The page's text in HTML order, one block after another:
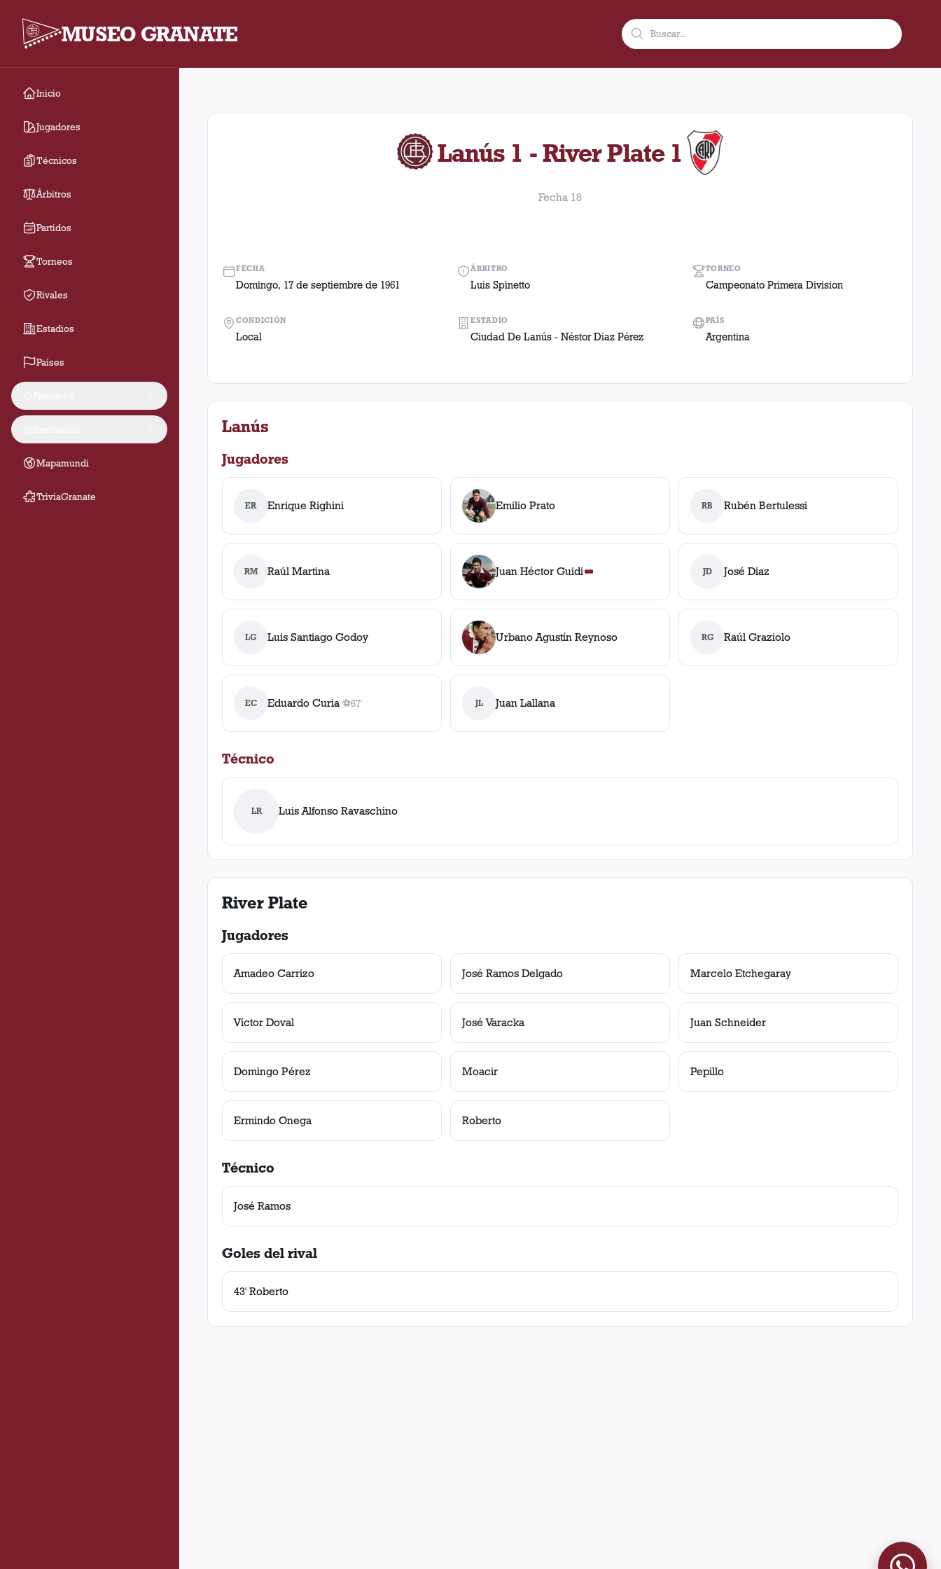
MUSEO GRANATE
Inicio
Jugadores
Técnicos
Árbitros
Partidos
Torneos
Rivales
Estadios
Países
Mapamundi
TriviaGranate
Fecha 18. Partido entre Lanús y River Plate disputado el Domingo, 17 de septiembre de 1961 en condición de local en el estadio Ciudad De Lanús -
Lanús 1 - River Plate 1
Fecha 18
FECHA
Domingo, 17 de septiembre de 1961
ÁRBITRO
Luis Spinetto
TORNEO
Campeonato Primera Division
CONDICIÓN
Local
ESTADIO
Ciudad De Lanús - Néstor Diaz Pérez
PAÍS
Argentina
Lanús
Jugadores
ER Enrique Righini Emilio Prato RB Rubén Bertulessi
RM Raúl Martina Juan Héctor Guidi JD José Diaz
LG Luis Santiago Godoy Urbano Agustín Reynoso RG Raúl Graziolo
EC Eduardo Curia ⚽
1gol
67' JL Juan Lallana
Técnico
LR Luis Alfonso Ravaschino
River Plate
Jugadores
Amadeo Carrizo José Ramos Delgado Marcelo Etchegaray
Víctor Doval José Varacka Juan Schneider
Domingo Pérez Moacir Pepillo
Ermindo Onega Roberto
Técnico
José Ramos
Goles del rival
43' Roberto